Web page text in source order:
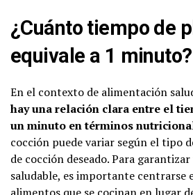
¿Cuánto tiempo de
equivale a 1 minuto?
En el contexto de alimentación
hay una relación clara entre el
un minuto en términos
cocción puede variar según el tipo
de cocción deseado. Para
saludable, es importante centrarse